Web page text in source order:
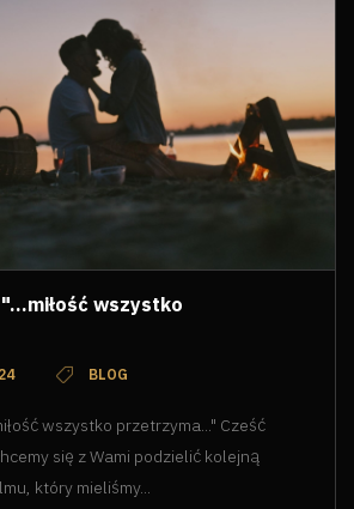
wszystko
BLOG
wszystko przetrzyma..." Cześć
się z Wami podzielić kolejną
który mieliśmy...